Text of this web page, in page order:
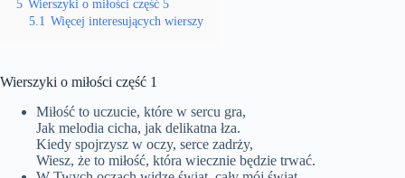
5 Wierszyki o miłości część 5
5.1 Więcej interesujących wierszy
Wierszyki o miłości część 1
Miłość to uczucie, które w sercu gra,
Jak melodia cicha, jak delikatna łza.
Kiedy spojrzysz w oczy, serce zadrży,
Wiesz, że to miłość, która wiecznie będzie trwać.